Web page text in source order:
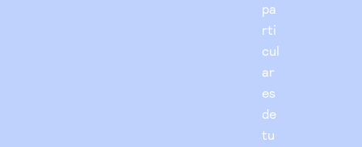
pa
rti
cul
ar
es
de
tu